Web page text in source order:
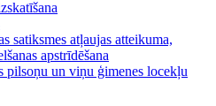
satiksmes atļaujas atteikuma,
apstrīdēšana
pilsoņu un viņu ģimenes locekļu